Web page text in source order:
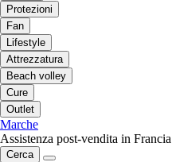
Protezioni
Fan
Lifestyle
Attrezzatura
Beach volley
Cure
Outlet
Marche
Assistenza post-vendita in Francia
Cerca